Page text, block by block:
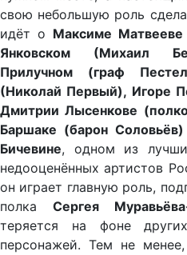
свою небольшую роль
идёт о Максиме
Янковском (Михаил
Прилучном (граф
(Николай Первый), Игоре
Дмитрии Лысенкове
Баршаке (барон Соловьёв)
Бичевине, одном из
недооценённых артистов
он играет главную роль,
полка Сергея
теряется на фоне
персонажей. Тем не